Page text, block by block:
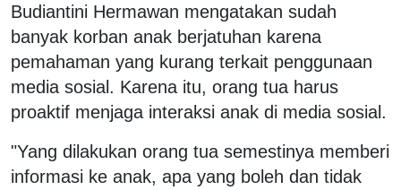
Budiantini Hermawan mengatakan sudah
banyak korban anak berjatuhan karena
pemahaman yang kurang terkait penggunaan
media sosial. Karena itu, orang tua harus
proaktif menjaga interaksi anak di media sosial.
"Yang dilakukan orang tua semestinya memberi
informasi ke anak, apa yang boleh dan tidak